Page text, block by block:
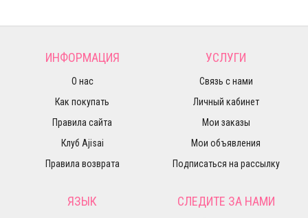
ИНФОРМАЦИЯ
О нас
Как покупать
Правила сайта
Клуб Ajisai
Правила возврата
УСЛУГИ
Связь с нами
Личный кабинет
Мои заказы
Мои объявления
Подписаться на рассылку
ЯЗЫК СЛЕДИТЕ ЗА НАМИ